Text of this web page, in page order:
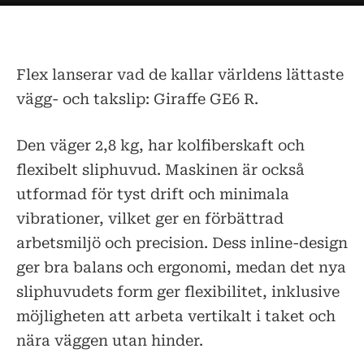
Flex lanserar vad de kallar världens lättaste
vägg- och takslip: Giraffe GE6 R.
Den väger 2,8 kg, har kolfiberskaft och
flexibelt sliphuvud. Maskinen är också
utformad för tyst drift och minimala
vibrationer, vilket ger en förbättrad
arbetsmiljö och precision. Dess inline-design
ger bra balans och ergonomi, medan det nya
sliphuvudets form ger flexibilitet, inklusive
möjligheten att arbeta vertikalt i taket och
nära väggen utan hinder.